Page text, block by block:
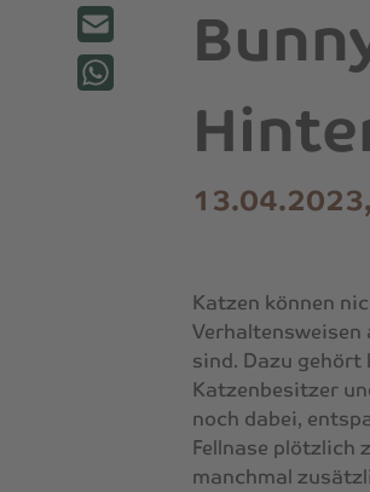
13.04.2023,
Katzen können
Verhaltensweisen
sind. Dazu gehört
Katzenbesitzer
noch dabei,
Fellnase plötzlich
manchmal